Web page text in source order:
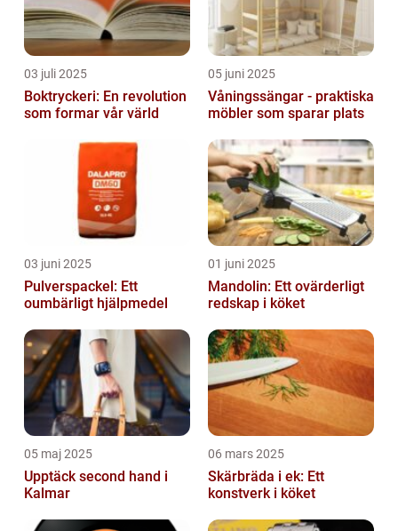
03 juli 2025
Boktryckeri: En revolution
som formar vår värld
05 juni 2025
Våningssängar - praktiska
möbler som sparar plats
03 juni 2025
Pulverspackel: Ett
oumbärligt hjälpmedel
01 juni 2025
Mandolin: Ett ovärderligt
redskap i köket
05 maj 2025
Upptäck second hand i
Kalmar
06 mars 2025
Skärbräda i ek: Ett
konstverk i köket